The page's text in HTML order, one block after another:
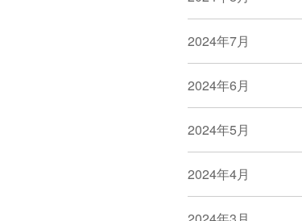
2024年7月
2024年6月
2024年5月
2024年4月